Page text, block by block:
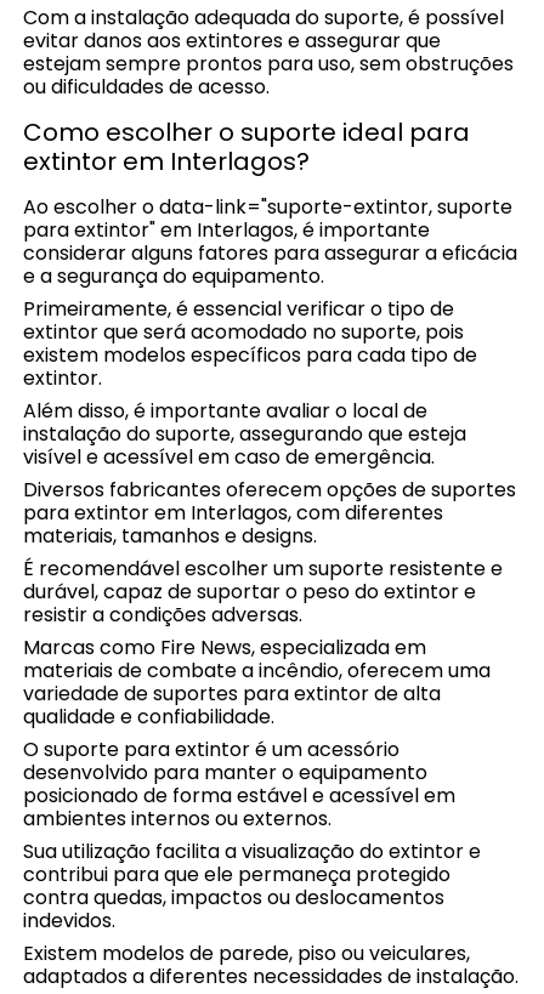
Com a instalação adequada do suporte, é possível
evitar danos aos extintores e assegurar que
estejam sempre prontos para uso, sem obstruções
ou dificuldades de acesso.
Como escolher o suporte ideal para
extintor em Interlagos?
Ao escolher o data-link="suporte-extintor, suporte
para extintor" em Interlagos, é importante
considerar alguns fatores para assegurar a eficácia
e a segurança do equipamento.
Primeiramente, é essencial verificar o tipo de
extintor que será acomodado no suporte, pois
existem modelos específicos para cada tipo de
extintor.
Além disso, é importante avaliar o local de
instalação do suporte, assegurando que esteja
visível e acessível em caso de emergência.
Diversos fabricantes oferecem opções de suportes
para extintor em Interlagos, com diferentes
materiais, tamanhos e designs.
É recomendável escolher um suporte resistente e
durável, capaz de suportar o peso do extintor e
resistir a condições adversas.
Marcas como Fire News, especializada em
materiais de combate a incêndio, oferecem uma
variedade de suportes para extintor de alta
qualidade e confiabilidade.
O suporte para extintor é um acessório
desenvolvido para manter o equipamento
posicionado de forma estável e acessível em
ambientes internos ou externos.
Sua utilização facilita a visualização do extintor e
contribui para que ele permaneça protegido
contra quedas, impactos ou deslocamentos
indevidos.
Existem modelos de parede, piso ou veiculares,
adaptados a diferentes necessidades de instalação.